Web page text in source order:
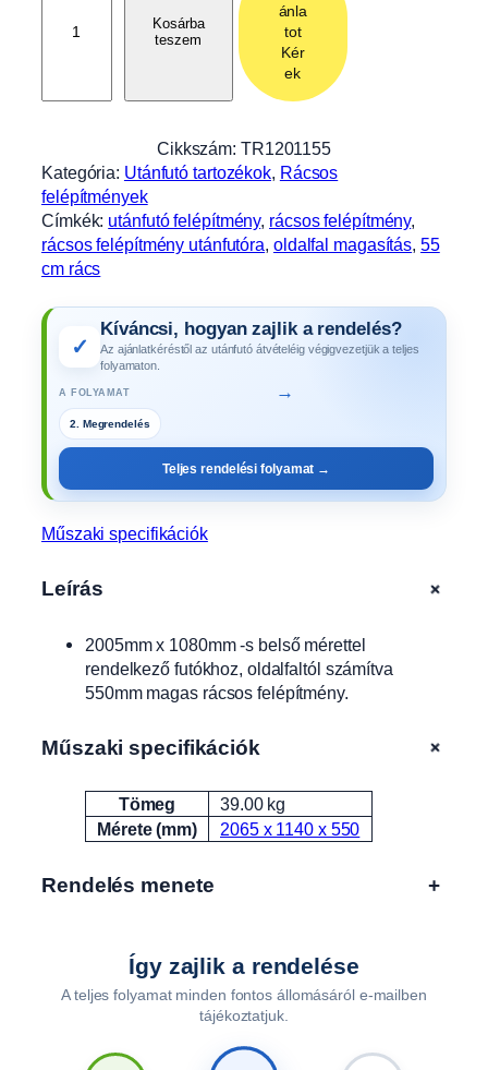
l
é
p
í
t
é
m
a
s
2
2
Kosárba
teszem
ánla
tot
Kér
ek
Cikkszám: TR1201155
Kategória: Utánfutó tartozékok, Rácsos
felépítmények
Címkék: utánfutó felépítmény, rácsos felépítmény
rácsos felépítmény utánfutóra, oldalfal magasítás, 55
cm rács
✓
Kíváncsi, hogyan zajlik a rendelés?
Az ajánlatkéréstől az utánfutó átvételéig végigvezetjük a teljes
folyamaton.
A FOLYAMAT →
Teljes rendelési folyamat →
Műszaki specifikációk
Leírás +
2005mm x 1080mm -s belső mérettel
rendelkező futókhoz, oldalfaltól számítva
550mm magas rácsos felépítmény.
Műszaki specifikációk +
Attribútumok Érték
Tömeg
39.00 kg
Mérete (mm)
2065 x 1140 x 550
Rendelés menete +
Így zajlik a rendelése
A teljes folyamat minden fontos állomásáról e-mailben
tájékoztatjuk.